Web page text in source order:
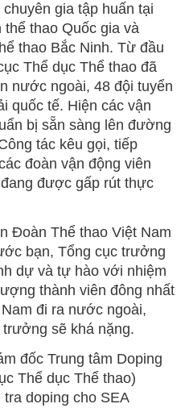
gia tập huấn tại
thể thao Quốc gia và
thao Bắc Ninh. Từ đầu
Thể dục Thể thao đã
nước ngoài, 48 đội tuyển
quốc tế. Hiện các vận
bị sẵn sàng lên đường
tác kêu gọi, tiếp
đoàn vận động viên
được gấp rút thực
Đoàn Thể thao Việt Nam
bạn, Tổng cục trưởng
dự và tự hào với nhiệm
thành viên đông nhất
đi ra nước ngoài,
sẽ khá nặng.
đốc Trung tâm Doping
Thể dục Thể thao)
doping cho SEA